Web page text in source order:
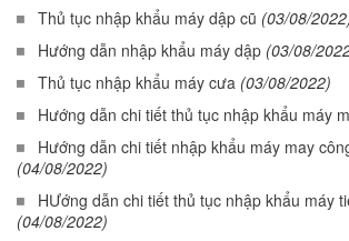
Thủ tục nhập khẩu máy dập cũ (03/08/
Hướng dẫn nhập khẩu máy dập (03/08/
Thủ tục nhập khẩu máy cưa (03/08/2022)
Hướng dẫn chi tiết thủ tục nhập khẩu máy
Hướng dẫn chi tiết nhập khẩu máy may
(04/08/2022)
HƯớng dẫn chi tiết thủ tục nhập khẩu máy
(04/08/2022)